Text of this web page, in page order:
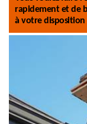
rapidement et de
à votre disposition